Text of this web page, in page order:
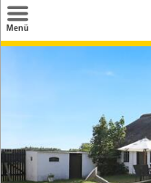
Menü
Weitere Urlaubsziele
Angebote